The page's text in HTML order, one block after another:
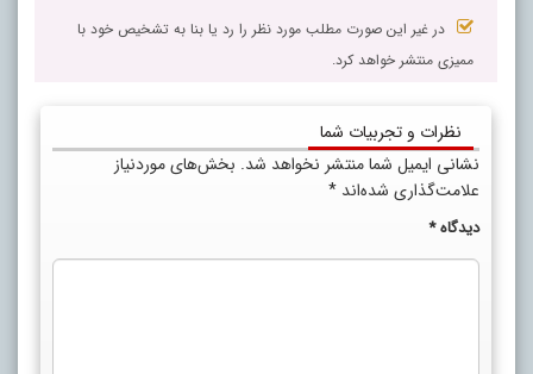
در غیر این صورت مطلب مورد نظر را رد یا بنا به تشخیص خود با
ممیزی منتشر خواهد کرد.
نظرات و تجربیات شما
نشانی ایمیل شما منتشر نخواهد شد. بخش‌های موردنیاز
علامت‌گذاری شده‌اند *
دیدگاه*